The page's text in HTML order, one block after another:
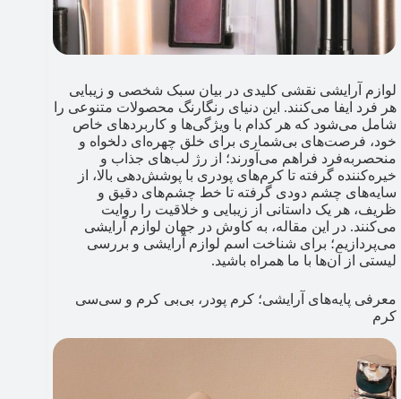
لوازم آرایشی نقشی کلیدی در بیان سبک شخصی و زیبایی
هر فرد ایفا می‌کنند. این دنیای رنگارنگ محصولات متنوعی را
شامل می‌شود که هر کدام با ویژگی‌ها و کاربردهای خاص
خود، فرصت‌های بی‌شماری برای خلق چهره‌ای دلخواه و
منحصربه‌فرد فراهم می‌آورند؛ از رژ لب‌های جذاب و
خیره‌کننده گرفته تا کرم‌های پودری با پوشش‌دهی بالا، از
سایه‌های چشم دودی گرفته تا خط چشم‌های دقیق و
ظریف، هر یک داستانی از زیبایی و خلاقیت را روایت
می‌کنند. در این مقاله، به کاوش در جهان لوازم آرایشی
می‌پردازیم؛ برای شناخت اسم لوازم آرایشی و بررسی
لیستی از آن‌ها با ما همراه باشید.
معرفی پایه‌های آرایشی؛ کرم پودر، بی‌بی کرم و سی‌سی
کرم